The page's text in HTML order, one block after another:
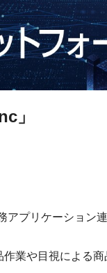
」
プリケーション
業や目視による